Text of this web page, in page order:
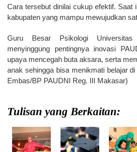
Cara tersebut dinilai cukup efektif. Saat
kabupaten yang mampu mewujudkan
Guru Besar Psikologi
menyinggung pentingnya inovasi
upaya mencegah buta aksara, serta
anak sehingga bisa menikmati belajar
Embas/BP PAUDNI Reg. III Makasar)
Tulisan yang Berkaitan: